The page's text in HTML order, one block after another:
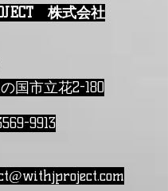
株式会社
国市立花2-180
9913